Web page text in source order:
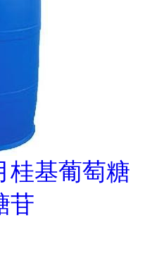
桂基葡萄糖
苷